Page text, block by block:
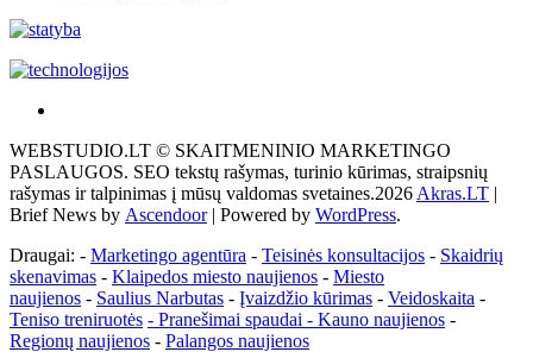
tai
žemės
ploto
matavimo
Pagrindinis
WEBSTUDIO.LT © SKAITMENINIO MARKETINGO
PASLAUGOS. SEO tekstų rašymas, turinio kūrimas, straipsnių
rašymas ir talpinimas į mūsų valdomas svetaines.2026 Akras.LT |
Brief News by Ascendoor| Powered by WordPress.
Draugai: - Marketingo agentūra - Teisinės konsultacijos - Skaidrių
skenavimas - Klaipedos miesto naujienos - Miesto
naujienos - Saulius Narbutas - Įvaizdžio kūrimas - Veidoskaita -
Teniso treniruotės - Pranešimai spaudai - Kauno naujienos -
Regionų naujienos - Palangos naujienos